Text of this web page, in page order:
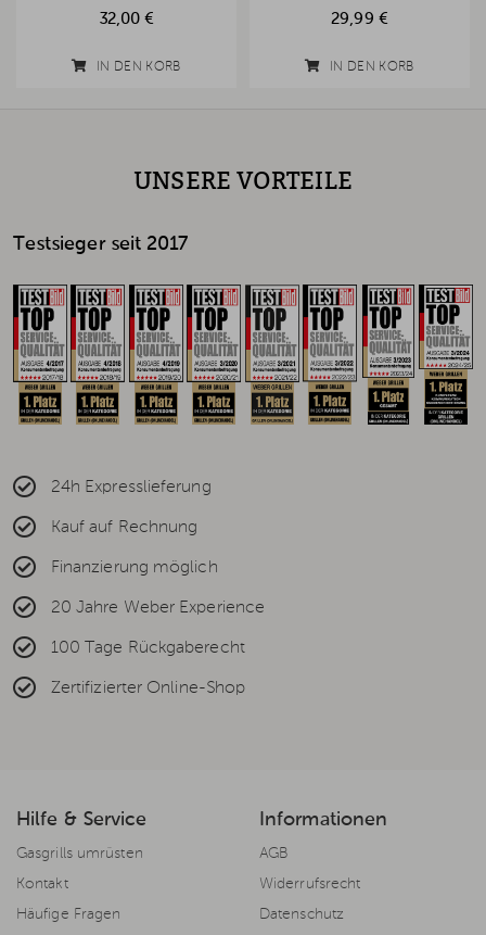
32,00 €
IN DEN KORB
29,99 €
IN DEN KORB
UNSERE VORTEILE
Testsieger seit 2017
24h Expresslieferung
Kauf auf Rechnung
Finanzierung möglich
20 Jahre Weber Experience
100 Tage Rückgaberecht
Zertifizierter Online-Shop
Hilfe & Service
Gasgrills umrüsten
Kontakt
Häufige Fragen
Informationen
AGB
Widerrufsrecht
Datenschutz